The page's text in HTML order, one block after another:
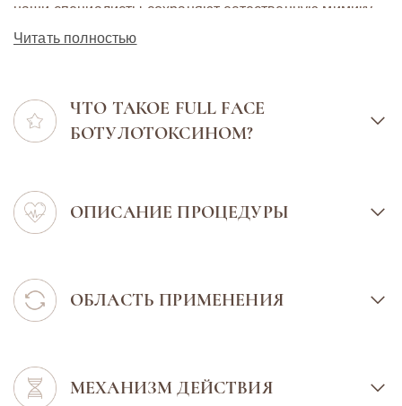
наши специалисты сохраняют естественную мимику
пациента.
Читать полностью
ЧТО ТАКОЕ FULL FACE
БОТУЛОТОКСИНОМ?
ОПИСАНИЕ ПРОЦЕДУРЫ
ОБЛАСТЬ ПРИМЕНЕНИЯ
МЕХАНИЗМ ДЕЙСТВИЯ